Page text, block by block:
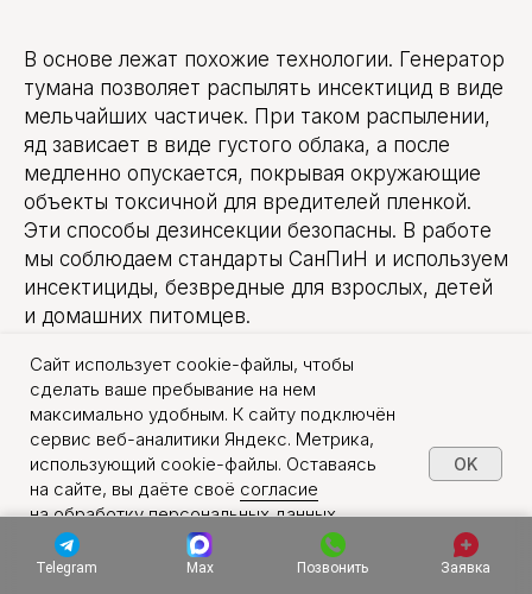
Telegram Max Позвонить Заявка
В основе лежат похожие технологии. Генератор
тумана позволяет распылять инсектицид в виде
мельчайших частичек. При таком распылении,
яд зависает в виде густого облака, а после
медленно опускается, покрывая окружающие
объекты токсичной для вредителей пленкой.
Эти способы дезинсекции безопасны. В работе
мы соблюдаем стандарты СанПиН и используем
инсектициды, безвредные для взрослых, детей
и домашних питомцев.
При заказе уничтожения насекомых
в Одинцово, наша дезстанция обеспечит
гарантированное и безопасное избавление
от вредителей на любых видах объектов.
Сайт использует cookie-файлы, чтобы
сделать ваше пребывание на нем
максимально удобным. К сайту подключён
сервис веб-аналитики Яндекс. Метрика,
использующий cookie-файлы. Оставаясь
на сайте, вы даёте своё согласие
на обработку персональных данных
в порядке, указанном в
Политике обработки
персональных данных
OK